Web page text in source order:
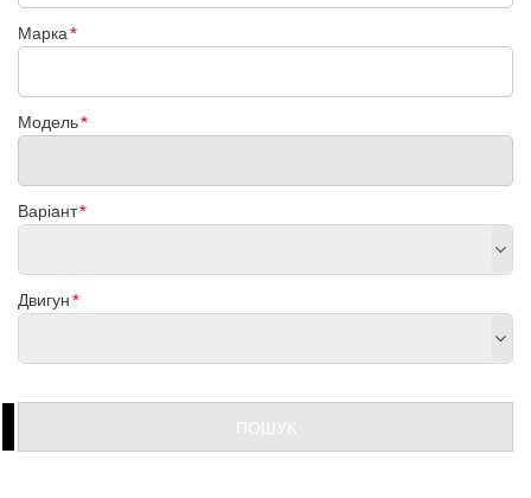
Марка
Модель
Варіант
Двигун
ПОШУК